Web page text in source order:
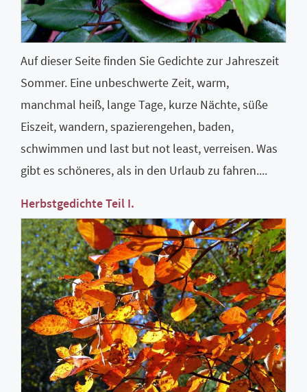
Auf dieser Seite finden Sie Gedichte zur Jahreszeit
Sommer. Eine unbeschwerte Zeit, warm,
manchmal heiß, lange Tage, kurze Nächte, süße
Eiszeit, wandern, spazierengehen, baden,
schwimmen und last but not least, verreisen. Was
gibt es schöneres, als in den Urlaub zu fahren....
Herbstgedichte Teil I.